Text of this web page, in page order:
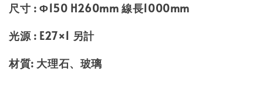
尺寸 : Φ150 H260mm 線長1000mm
光源 : E27×1 另計
材質: 大理石、玻璃